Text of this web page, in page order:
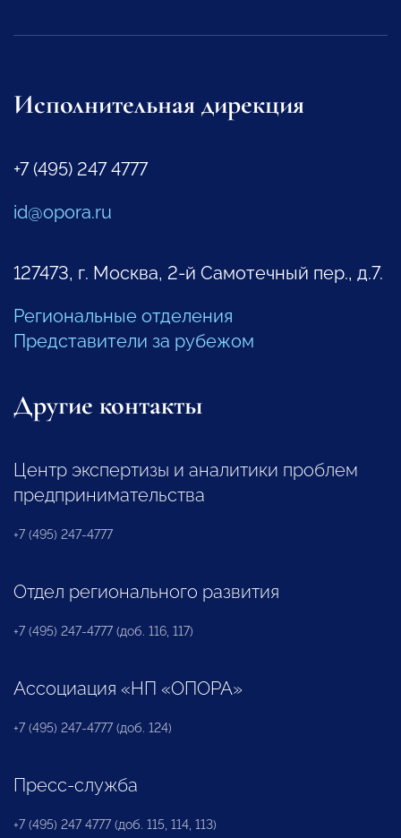
Исполнительная дирекция
+7 (495) 247 4777
id@opora.ru
127473, г. Москва, 2-й Самотечный пер., д.7.
Региональные отделения
Представители за рубежом
Другие контакты
Центр экспертизы и аналитики проблем
предпринимательства
+7 (495) 247-4777
Отдел регионального развития
+7 (495) 247-4777 (доб. 116, 117)
Ассоциация «НП «ОПОРА»
+7 (495) 247-4777 (доб. 124)
Пресс-служба
+7 (495) 247 4777 (доб. 115, 114, 113)